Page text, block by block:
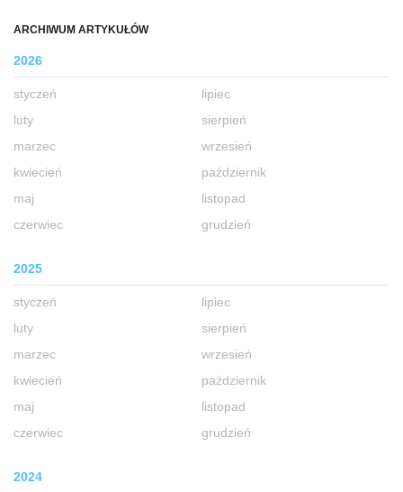
ARCHIWUM ARTYKUŁÓW
2026
styczeń
luty
marzec
kwiecień
maj
czerwiec
lipiec
sierpień
wrzesień
październik
listopad
grudzień
2025
styczeń
luty
marzec
kwiecień
maj
czerwiec
lipiec
sierpień
wrzesień
październik
listopad
grudzień
2024